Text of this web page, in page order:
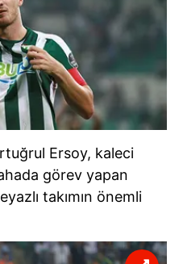
Ersoy, kaleci
görev yapan
takımın önemli